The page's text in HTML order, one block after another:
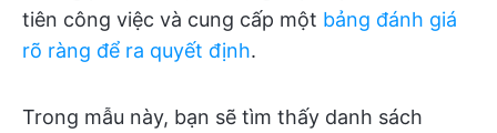
tiên công việc và cung cấp một bảng đánh giá
rõ ràng để ra quyết định.
Trong mẫu này, bạn sẽ tìm thấy danh sách